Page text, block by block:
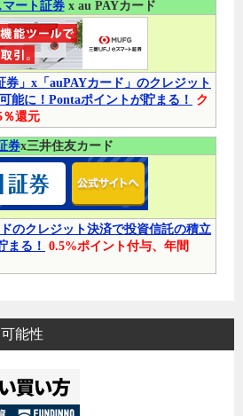
マート証券x au PAYカード
券」x「auPAYカード」のクレジット
能に！Pontaポイントが貯まる！
ク
％還元
券x三井住友カード
のクレジット決済で投資信託の積立
まる！ 0.5%ポイント付与、年間
能性